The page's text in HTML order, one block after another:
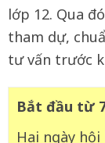
lớp 12. Qua
tham dự,
tư vấn trước
Bắt đầu từ
Hai ngày hội